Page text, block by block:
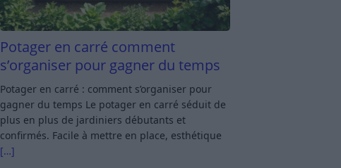
Potager en carré comment
s’organiser pour gagner du temps
Potager en carré : comment s’organiser pour
gagner du temps Le potager en carré séduit de
plus en plus de jardiniers débutants et
confirmés. Facile à mettre en place, esthétique
[…]